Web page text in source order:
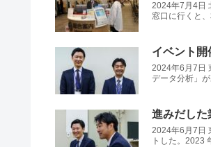
2024年7月4日
窓口に行くと
イベント
2024年6月7日
データ分析」
進みだし
2024年6月7日
トした。2023